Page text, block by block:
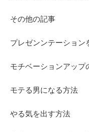
その他の記事
プレゼンンテーション
モチベーションアップ
モテる男になる方法
やる気を出す方法